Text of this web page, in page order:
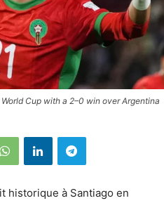
Cup with a 2–0 win over Argentina
historique à Santiago en